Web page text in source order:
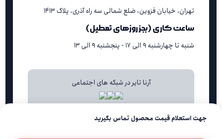
جهت استعلام قیمت محصول تماس بگیرید
تهران، خیابان قزوین، ضلع شمالی سه راه آذری، پلاک ۱۴۱۳
ساعت کاری (بجز روزهای تعطیل)
شنبه تا چهارشنبه ۹ الی ۱۷ - پنجشنبه ۹ الی ۱۳
آرنا تایر در شبکه های اجتماعی